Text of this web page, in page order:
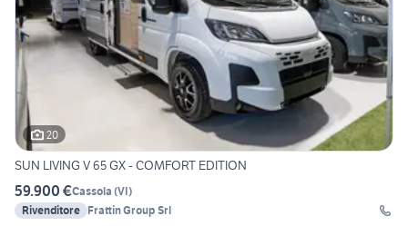
20
SUN LIVING V 65 GX - COMFORT EDITION
59.900 €Cassola (VI)
Rivenditore Frattin Group Srl